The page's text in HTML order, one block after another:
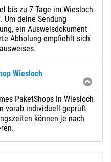
bis zu 7 Tage im Wiesloch
Um deine Sendung
ein Ausweisdokument
Abholung empfiehlt sich
Wiesloch
PaketShops in Wiesloch
vorab individuell geprüft
können je nach